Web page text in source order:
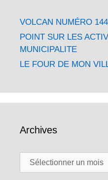
VOLCAN NUMÉRO 144
POINT SUR LES
MUNICIPALITE
LE FOUR DE MON
Archives
Archives